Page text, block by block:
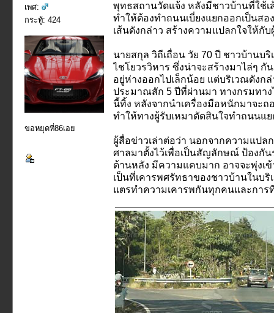
เพศ:
กระทู้: 424
ขอหยุดที่86เอย
พุทธสถานวัดแจ้ง หลังมีชาวบ้านที่ใช้
ทำให้ต้องทำถนนเบี่ยงแยกออกเป็นส
เส้นดังกล่าว สร้างความแปลกใจให้กั
นายสกุล วิถีเถื่อน วัย 70 ปี ชาวบ้านบ
ไชโยวรวิหาร ซึ่งน่าจะสร้างมาไล่ๆ
อยู่ห่างออกไปเล็กน้อย แต่บริเวณดังก
ประมาณสัก 5 ปีที่ผ่านมา ทางกรมทา
นี้ทิ้ง หลังจากนำเครื่องมือหนักมาจะ
ทำให้ทางผู้รับเหมาตัดสินใจทำถนนแ
ผู้สื่อข่าวเล่าต่อว่า นอกจากความแปล
ศาลมาตั้งไว้เพื่อเป็นสัญลักษณ์ ป้องกั
ด้านหลัง มีความแคบมาก อาจจะพุ่งเ
เป็นที่เคารพศรัทธาของชาวบ้านในบ
แตรทำความเคารพกันทุกคนและการ